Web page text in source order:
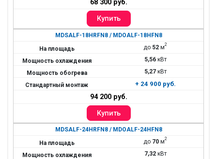
68 300 руб.
MDSALF-18HRFN8 / MDOALF-18HFN8
до 52 м2
5,56кВт
5,27кВт
+ 24 900 руб.
94 200 руб.
MDSALF-24HRFN8 / MDOALF-24HFN8
до 70 м2
7,32кВт